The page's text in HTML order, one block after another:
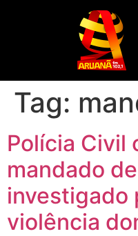
Tag:
Polícia Civil
mandado
investigado
violência